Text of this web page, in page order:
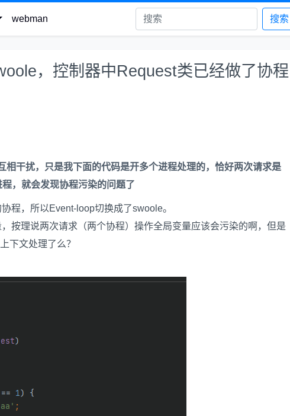
webman 搜索
，控制器中Request类已经做了协程
干扰，只是我下面的代码是开多个进程处理的，恰好两次请求是
，就会发现协程污染的问题了
程，所以Event-loop切换成了swoole。
按理说两次请求（两个协程）操作全局变量应该会污染的啊，但是
下文处理了么？